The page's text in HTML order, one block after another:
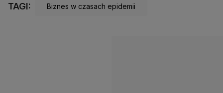
TAGI: Biznes w czasach epidemii